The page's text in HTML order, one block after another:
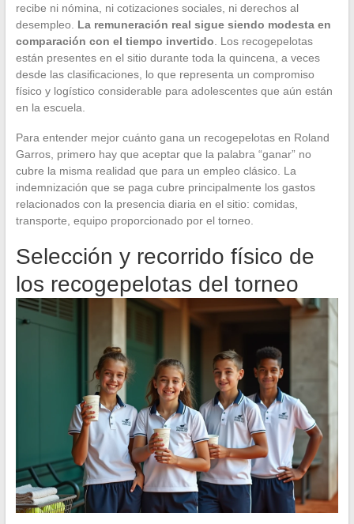
recibe ni nómina, ni cotizaciones sociales, ni derechos al
desempleo. La remuneración real sigue siendo modesta en
comparación con el tiempo invertido . Los recogepelotas
están presentes en el sitio durante toda la quincena, a veces
desde las clasificaciones, lo que representa un compromiso
físico y logístico considerable para adolescentes que aún están
en la escuela.
Para entender mejor cuánto gana un recogepelotas en Roland
Garros, primero hay que aceptar que la palabra “ganar” no
cubre la misma realidad que para un empleo clásico. La
indemnización que se paga cubre principalmente los gastos
relacionados con la presencia diaria en el sitio: comidas,
transporte, equipo proporcionado por el torneo.
Selección y recorrido físico de
los recogepelotas del torneo